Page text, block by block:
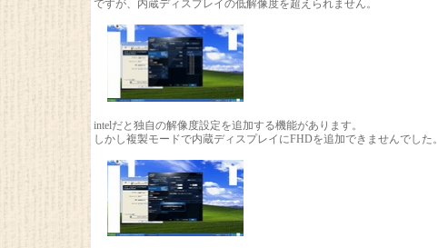
ですが、内蔵ディスプレイの低解像度を超えられません。
intelだと独自の解像度設定を追加する機能があります。
しかし複製モードで内蔵ディスプレイにFHDを追加できませんでした。